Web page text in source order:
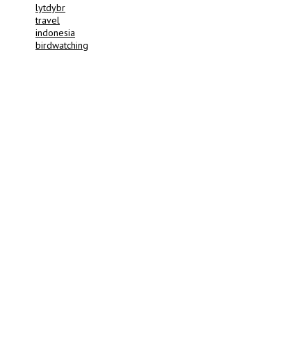
lytdybr
travel
indonesia
birdwatching